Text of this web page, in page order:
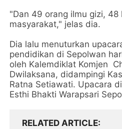
"Dan 49 orang ilmu gizi, 48
masyarakat," jelas dia.
Dia lalu menuturkan
pendidikan di Sepolwan
oleh Kalemdiklat Komjen
Dwilaksana, didampingi
Ratna Setiawati. Upacara
Esthi Bhakti Warapsari
RELATED ARTICLE